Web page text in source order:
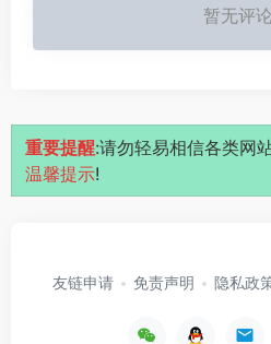
暂无评
重要提醒:请勿轻易相信各类网
温馨提示!
友链申请 免责声明 隐私政